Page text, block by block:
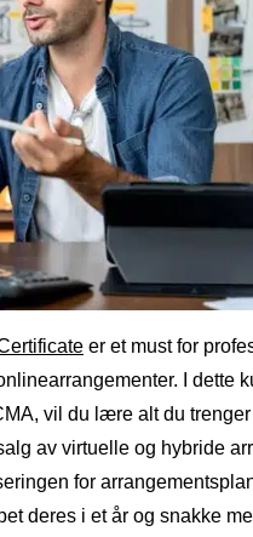
er et must for
I dette
vil du lære alt du
av virtuelle og hybride
for
deres i et år og snakke